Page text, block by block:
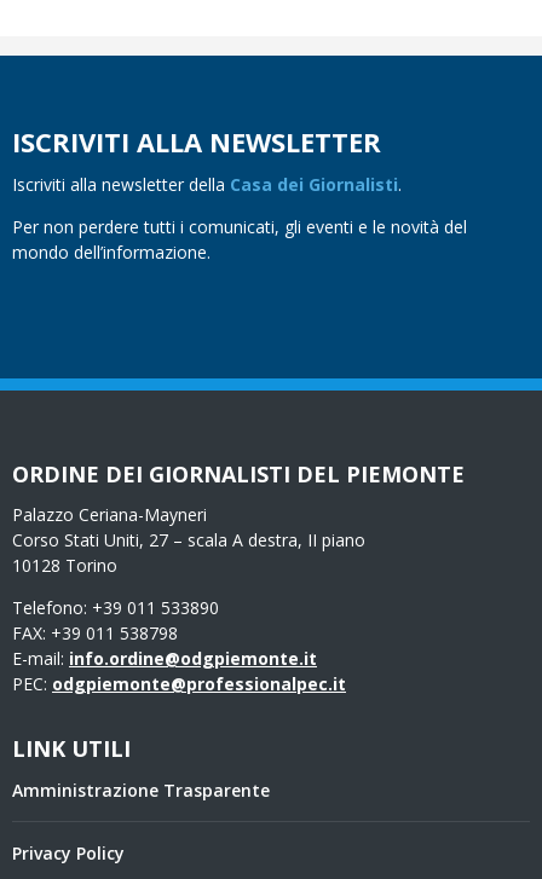
ISCRIVITI ALLA NEWSLETTER
Iscriviti alla newsletter della Casa dei Giornalisti.
Per non perdere tutti i comunicati, gli eventi e le novità del
mondo dell’informazione.
ORDINE DEI GIORNALISTI DEL PIEMONTE
Palazzo Ceriana-Mayneri
Corso Stati Uniti, 27 – scala A destra, II piano
10128 Torino
Telefono: +39 011 533890
FAX: +39 011 538798
E-mail: info.ordine@odgpiemonte.it
PEC: odgpiemonte@professionalpec.it
LINK UTILI
Amministrazione Trasparente
Privacy Policy